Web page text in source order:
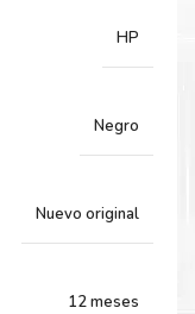
HP
Negro
Nuevo original
12 meses